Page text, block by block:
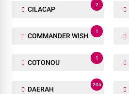
CILACAP
2
COMMANDER WISH
1
COTONOU
1
DAERAH
205